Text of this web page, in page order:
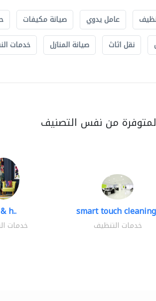
عامل يدوي صيانة مكيفات
نقل اثاث صيانة المنازل خدمات
من نفس التصنيف
h..
خدمات
smart touch
خدمات التنظيف